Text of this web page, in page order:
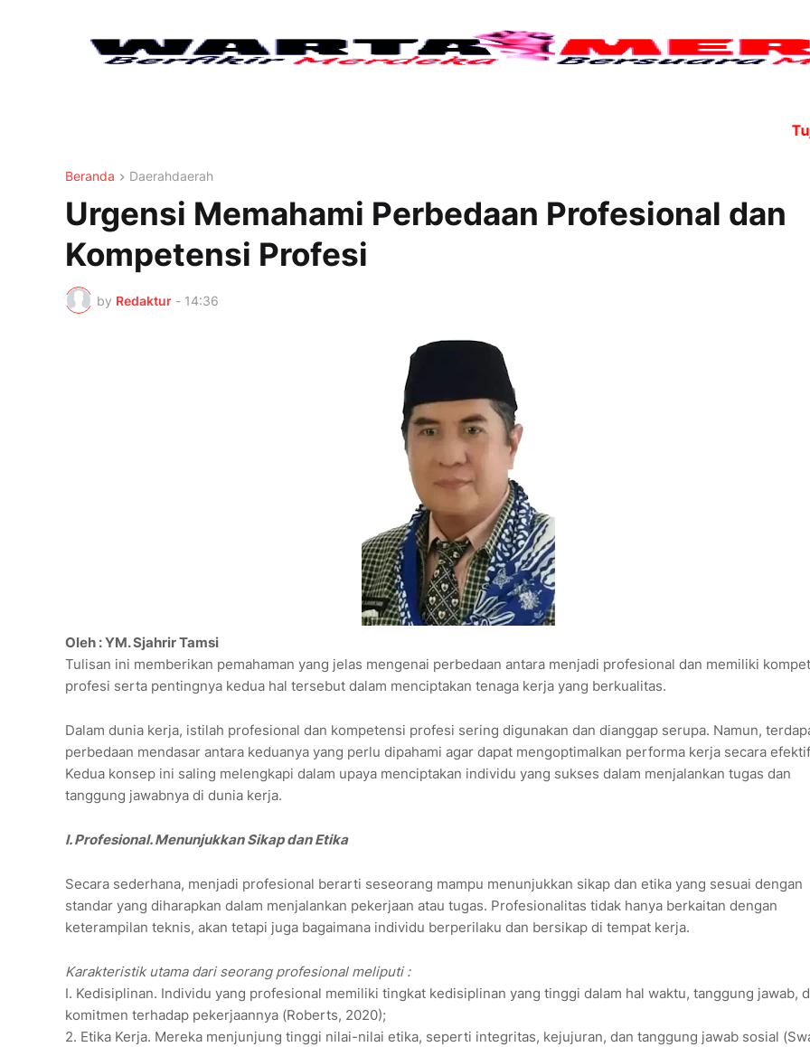
Tujuh
Beranda Daerahdaerah
Urgensi Memahami Perbedaan Profesional dan
Kompetensi Profesi
by Redaktur - 14:36
Oleh : YM. Sjahrir Tamsi
Tulisan ini memberikan pemahaman yang jelas mengenai perbedaan antara menjadi profesional dan memiliki
profesi serta pentingnya kedua hal tersebut dalam menciptakan tenaga kerja yang berkualitas.
Dalam dunia kerja, istilah profesional dan kompetensi profesi sering digunakan dan dianggap serupa. Namun,
perbedaan mendasar antara keduanya yang perlu dipahami agar dapat mengoptimalkan performa kerja secara
Kedua konsep ini saling melengkapi dalam upaya menciptakan individu yang sukses dalam menjalankan tugas dan
tanggung jawabnya di dunia kerja.
I. Profesional. Menunjukkan Sikap dan Etika
Secara sederhana, menjadi profesional berarti seseorang mampu menunjukkan sikap dan etika yang sesuai dengan
standar yang diharapkan dalam menjalankan pekerjaan atau tugas. Profesionalitas tidak hanya berkaitan dengan
keterampilan teknis, akan tetapi juga bagaimana individu berperilaku dan bersikap di tempat kerja.
Karakteristik utama dari seorang profesional meliputi :
I. Kedisiplinan. Individu yang profesional memiliki tingkat kedisiplinan yang tinggi dalam hal waktu, tanggung jawab,
komitmen terhadap pekerjaannya (Roberts, 2020);
2. Etika Kerja. Mereka menjunjung tinggi nilai-nilai etika, seperti integritas, kejujuran, dan tanggung jawab sosial